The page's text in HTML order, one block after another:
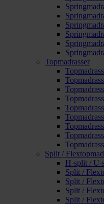
Topmadrasser
Split /
H-split / U-
Split /
Split /
Split /
Split /